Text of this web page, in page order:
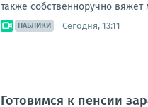
также собственноручно вяжет
ПАБЛИКИ Сегодня, 13:11
Готовимся к пенсии